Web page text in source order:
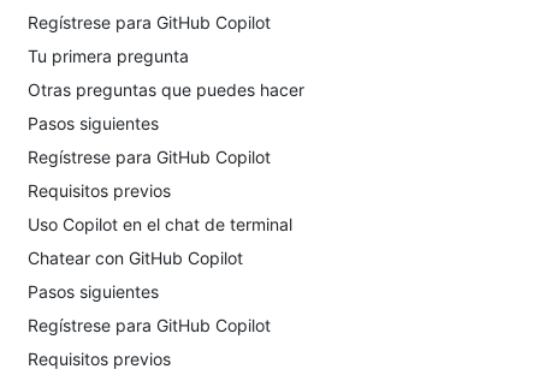
Regístrese para GitHub Copilot
Tu primera pregunta
Otras preguntas que puedes hacer
Pasos siguientes
Regístrese para GitHub Copilot
Requisitos previos
Uso Copilot en el chat de terminal
Chatear con GitHub Copilot
Pasos siguientes
Regístrese para GitHub Copilot
Requisitos previos